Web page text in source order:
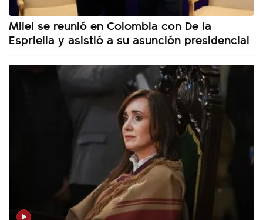
Milei se reunió en Colombia con De la
Espriella y asistió a su asunción presidencial